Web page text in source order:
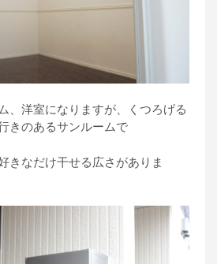
、洋室になりますが、くつろげる
きのあるサンルームで
きなだけ干せる広さがありま